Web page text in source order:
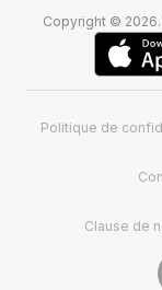
Copyright ©
Politique de
Clause de